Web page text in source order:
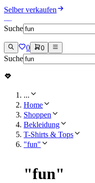
Selber verkaufen
Suche
0 0
Suche
...
Home
Shoppen
Bekleidung
T-Shirts & Tops
"fun"
"fun"